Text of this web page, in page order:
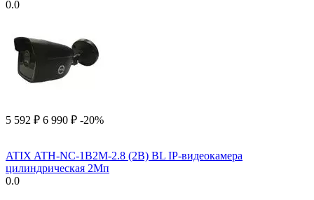
0.0
5 592 ₽ 6 990 ₽ -20%
ATIX ATH-NC-1B2M-2.8 (2B) BL IP-видеокамера
цилиндрическая 2Мп
0.0